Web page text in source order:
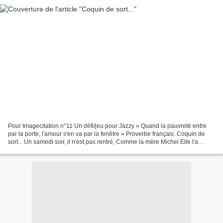
Pour Imagecitation n°11 Un défi/jeu pour Jazzy « Quand la pauvreté entre
par la porte, l'amour s'en va par la fenêtre » Proverbe français. Coquin de
sort... Un samedi soir, il n'est pas rentré, Comme la mère Michel Elle l'a